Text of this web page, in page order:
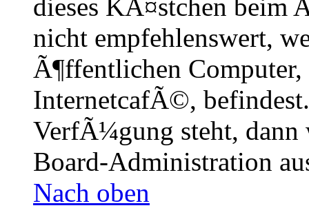
dieses KÃ¤stchen beim
nicht empfehlenswert,
Ã¶ffentlichen
InternetcafÃ©,
VerfÃ¼gung steht, dann
Board-Administration
Nach oben